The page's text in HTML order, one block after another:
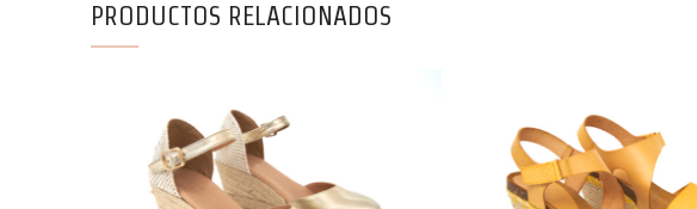
PRODUCTOS RELACIONADOS